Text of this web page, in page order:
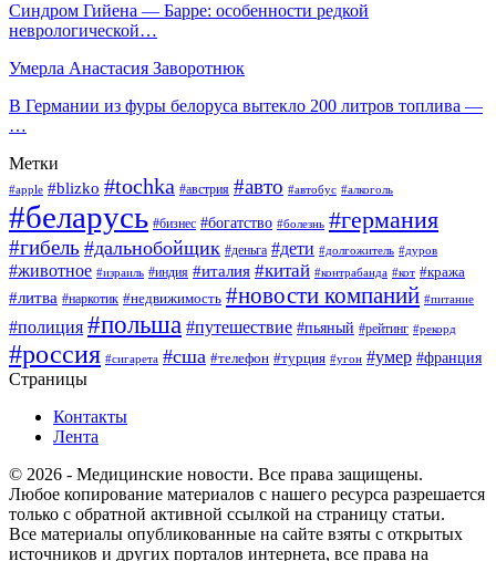
Синдром Гийена — Барре: особенности редкой
неврологической…
Умерла Анастасия Заворотнюк
В Германии из фуры белоруса вытекло 200 литров топлива —
…
Метки
#apple #blizko #tochka #австрия #авто #автобус #алкоголь
#беларусь #бизнес #богатство #болезнь #германия
#гибель #дальнобойщик #деньга #дети #долгожитель #дуров
#животное #израиль #индия #италия #китай #контрабанда #кот #кража
#литва #наркотик #недвижимость #новости компаний #питание
#полиция #польша #путешествие #пьяный #рейтинг #рекорд
#россия #сигарета #сша #телефон #турция #угон #умер #франция
Страницы
Контакты
Лента
© 2026 - Медицинские новости. Все права защищены.
Любое копирование материалов с нашего ресурса разрешается
только с обратной активной ссылкой на страницу статьи.
Все материалы опубликованные на сайте взяты с открытых
источников и других порталов интернета, все права на